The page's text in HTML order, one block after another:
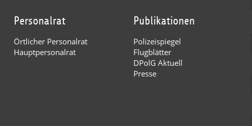
Personalrat
Örtlicher Personalrat
Hauptpersonalrat
Publikationen
Polizeispiegel
Flugblätter
DPolG Aktuell
Presse